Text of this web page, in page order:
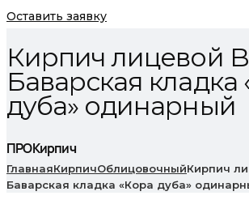
Оставить заявку
Кирпич лицевой
Баварская кладка
дуба» одинарный
ПРОКирпич
ГлавнаяКирпичОблицовочныйКирпич
Баварская кладка «Кора дуба»